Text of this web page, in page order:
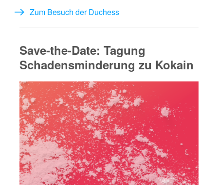
Zum Besuch der Duchess
Save-the-Date: Tagung
Schadensminderung zu Kokain